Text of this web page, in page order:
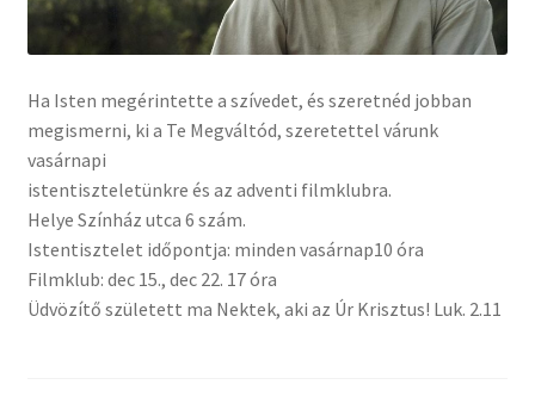
Alkalmaink
Bemutatkozás
Elérhetőségek
English Bible Talks with Granville Pillar
Képek
Ha Isten megérintette a szívedet, és szeretnéd jobban
megismerni, ki a Te Megváltód, szeretettel várunk
vasárnapi
istentiszteletünkre és az adventi filmklubra.
Helye Színház utca 6 szám.
Istentisztelet időpontja: minden vasárnap10 óra
Filmklub: dec 15., dec 22. 17 óra
Üdvözítő született ma Nektek, aki az Úr Krisztus! Luk. 2.11